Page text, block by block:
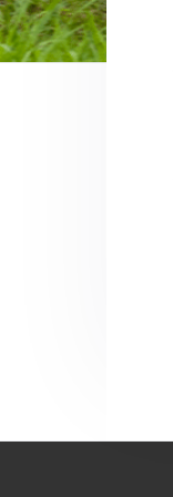
a
v
o
u
k
s